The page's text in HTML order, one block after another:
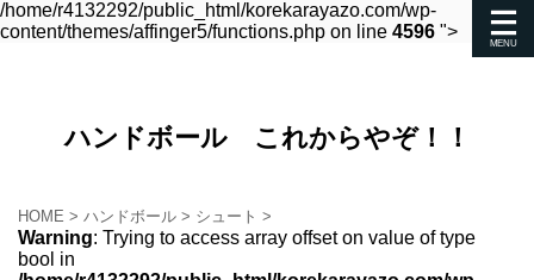
/home/r4132292/public_html/korekarayazo.com/wp-
content/themes/affinger5/functions.php on line 4596 ">
ハンドボール これからやぞ！！
HOME > ハンドボール > シュート >
Warning: Trying to access array offset on value of type
bool in